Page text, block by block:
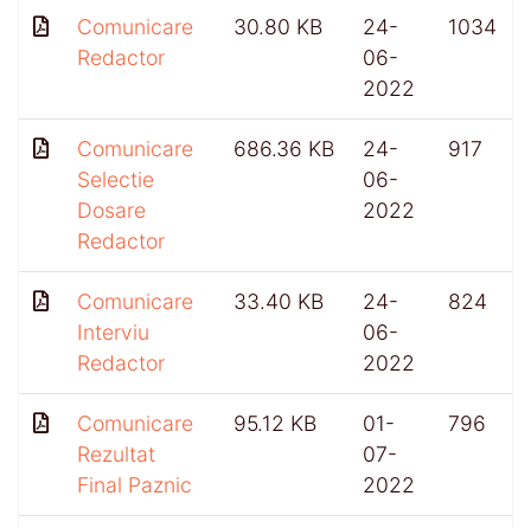
Comunicare
Redactor
30.80 KB
24-
06-
2022
1034
Comunicare
Selectie
Dosare
Redactor
686.36 KB
24-
06-
2022
917
Comunicare
Interviu
Redactor
33.40 KB
24-
06-
2022
824
Comunicare
Rezultat
Final Paznic
95.12 KB
01-
07-
2022
796